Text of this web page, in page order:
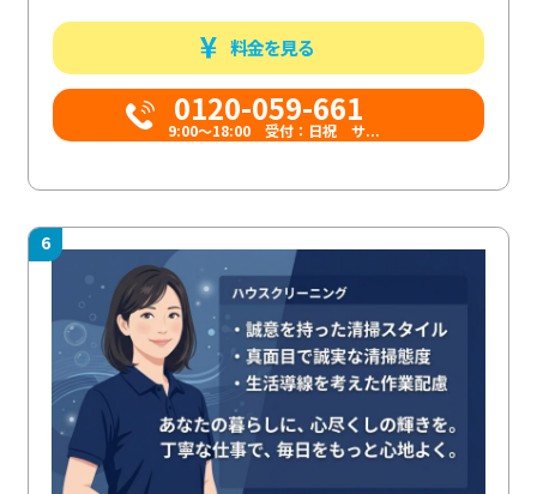
料金を見る
0120-059-661
9:00〜18:00 受付：日祝 サ...
6